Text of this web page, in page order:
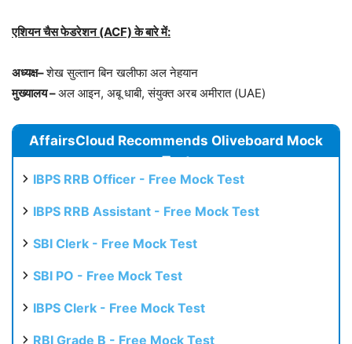
एशियन चैस फेडरेशन (ACF) के बारे में:
अध्यक्ष–शेख सुल्तान बिन खलीफा अल नेहयान
मुख्यालय –अल आइन, अबू धाबी, संयुक्त अरब अमीरात (UAE)
AffairsCloud Recommends Oliveboard Mock
Test
IBPS RRB Officer - Free Mock Test
IBPS RRB Assistant - Free Mock Test
SBI Clerk - Free Mock Test
SBI PO - Free Mock Test
IBPS Clerk - Free Mock Test
RBI Grade B - Free Mock Test